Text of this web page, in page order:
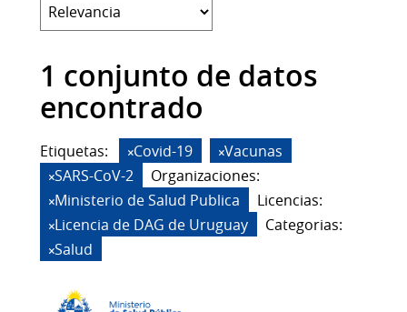
1 conjunto de datos
encontrado
Etiquetas: Covid-19
Vacunas
SARS-CoV-2
Organizaciones:
Ministerio de Salud Publica
Licencias:
Licencia de DAG de Uruguay
Categorias:
Salud